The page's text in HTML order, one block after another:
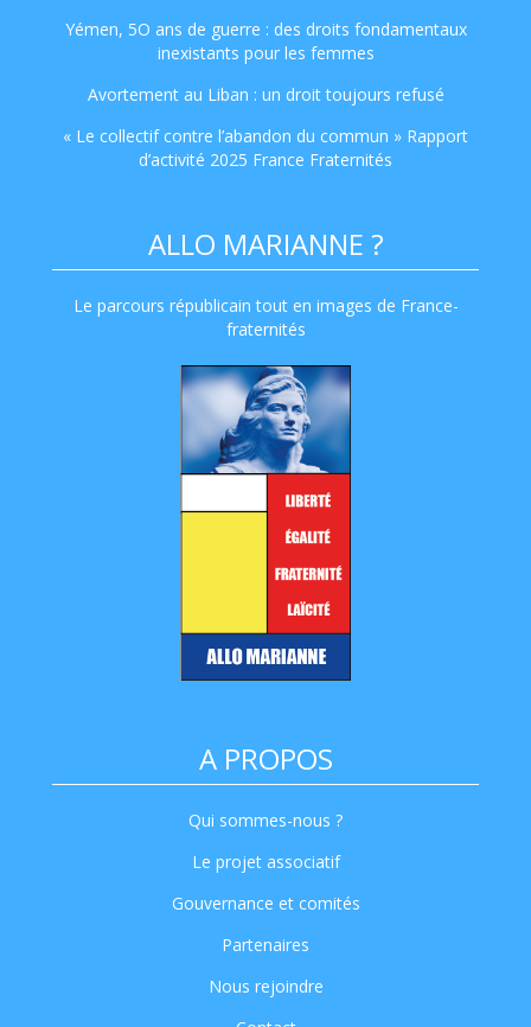
Yémen, 5O ans de guerre : des droits fondamentaux
inexistants pour les femmes
Avortement au Liban : un droit toujours refusé
« Le collectif contre l’abandon du commun » Rapport
d’activité 2025 France Fraternités
ALLO MARIANNE ?
Le parcours républicain tout en images de France-
fraternités
A PROPOS
Qui sommes-nous ?
Le projet associatif
Gouvernance et comités
Partenaires
Nous rejoindre